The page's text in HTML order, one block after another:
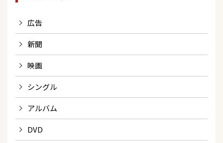
広告
新聞
映画
シングル
アルバム
DVD